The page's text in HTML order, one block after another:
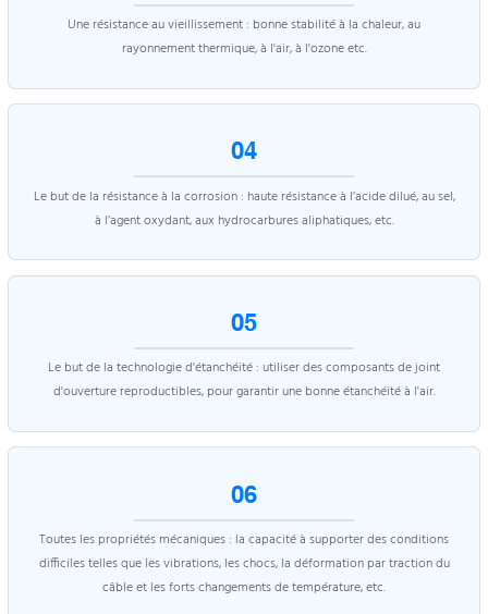
Une résistance au vieillissement : bonne stabilité à la chaleur, au
rayonnement thermique, à l'air, à l'ozone etc.
04
Le but de la résistance à la corrosion : haute résistance à l’acide dilué, au sel,
à l’agent oxydant, aux hydrocarbures aliphatiques, etc.
05
Le but de la technologie d'étanchéité : utiliser des composants de joint
d'ouverture reproductibles, pour garantir une bonne étanchéité à l'air.
06
Toutes les propriétés mécaniques : la capacité à supporter des conditions
difficiles telles que les vibrations, les chocs, la déformation par traction du
câble et les forts changements de température, etc.